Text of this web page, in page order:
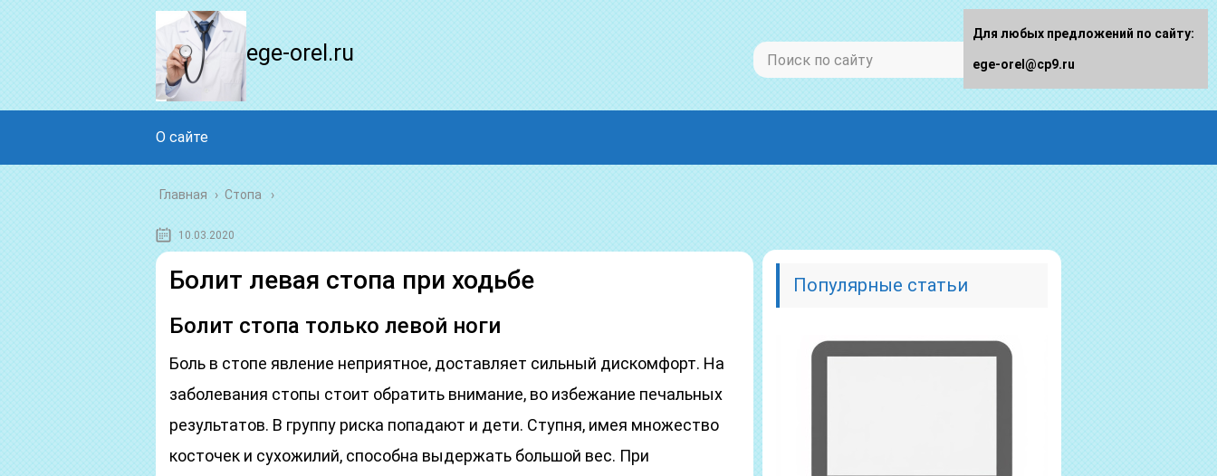
ege-orel.ru
О сайте
Главная › Стопа
10.03.2020
Болит левая стопа при ходьбе
Болит стопа только левой ноги
Боль в стопе явление неприятное, доставляет сильный дискомфорт. На
заболевания стопы стоит обратить внимание, во избежание печальных
результатов. В группу риска попадают и дети. Ступня, имея множество
косточек и сухожилий, способна выдержать большой вес. При
Популярные статьи
Для любых предложений по сайту:
ege-orel@cp9.ru